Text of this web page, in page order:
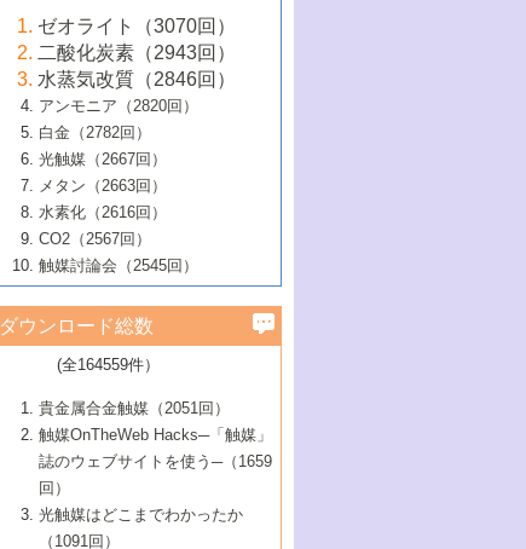
大学：オンライン・対面開催）
6号 メタン転換技術の最新動向
B号 第125回触媒討論会（2020年・工学
院大学）
5号 固体触媒による含窒素有機化合物変
換の最前線
6号 貴金属使用量低減に向けた自動車排
ガス浄化触媒の開発
B号 第123回触媒討論会（2019年・大阪
B号 第121回触媒討論会（2018年・東京
大学）
5号 水素のふるまいを解き明かす最先端
研究
6号 低級アルカンの有効利用のための触
媒技術
B号 第119回触媒討論会（2017年・首都
大学東京）
媒技術
3号 触媒研究の最先端～とびたて若き研究
者たち～（1）
4号 触媒研究の最先端～とびたて若き研究
者たち～（2）
5号 触媒研究の最先端～とびたて若き研究
者たち～（3）
6号 イオニクス材料と燃料電池・電解合成
の最新の研究動向
B号 第117回触媒討論会（2016年・大阪府
立大学）
2号 石油精製用触媒の最近の進展
3号 固体酸化物形燃料電池（SOFC）におけ
るアノード触媒上での燃料直接改質技術
4号 コアシェル構造の制御による触媒機能
5号 工業触媒およびその周辺技術の最近の
進歩
6号 ナノシート
B号 第115回触媒討論会（2015年・成蹊大
2号 光触媒反応機構に関する最新の研究動
向
開発動向
4号 人工光合成に向けた近年のアプローチ
5号 未利用熱エネルギーの有効活用に貢献
する触媒技術
6号 ポリオキソメタレート
B号 第113回触媒討論会（2014年・ロワジ
ールホテル豊橋）
1号 高耐久性燃料電池システム用触媒にお
ける新展開
2号 リビングラジカル重合の最近の動向
3号 天然ガスの化学工業的展開に関する触
媒技術
4号 貴金属触媒の精密構造制御とその活用
5号 バイオマス化成品製造のための固体触
6号 ナノ空間─吸着状態解析から新機能開拓
B号 第111回触媒討論会（2013年・関西大
▼54巻（2012年）
1号 規則性多孔体の利用技術における最近
の進歩
2号 第109回触媒討論会
3号 貴金属低減技術の最新動向
4号 貴金属代替技術の最新動向
5号 光触媒による物質変換反応の新展開
6号 グラフェン
7号 水素を利用する化成品合成の新潮流
▼53巻（2011年）
1号 金属学から見る合金触媒の新展開
2号 第107回触媒討論会
3号 触媒のその場観察法の進歩（１）
4号 触媒のその場観察法の進歩（２）
5号 不活性結合の触媒的活性化による有機
合成
6号 新しい固体酸触媒技術
7号 ゼオライト合成における最近の進歩
▼52巻（2010年）
1号 触媒の劣化対策と長寿命触媒開発
2号 第105回触媒討論会
3号 ナノ構造が拓く新機能
4号 活性サイトおよびその環境の精密な設
計による触媒の高機能化
5号 触媒を有効に使うための技術
7号 有機分子触媒による精密有機合成
8号 高機能化ポリオレフィンに向けた重合
触媒の最近の進展
1号 炭素材料－熱い注目を集める材料－
2号 第103回触媒討論会
3号 環境浄化用光触媒の現状と課題
4号 水素社会の実現に向けた水素製造・貯
蔵技術の進歩
5号 CO2が関わる触媒・材料
7号 持続可能社会実現のための触媒および
触媒関連技術
▼50巻（2008年）
1号 触媒化学と学会のこの10年，半世紀，
そして未来
2号 第101回触媒討論会
4号 錯体を利用したユニークな表面構造の
構築と機能
5号 若手会員による触媒研究の未来展望1：
企業編
6号 第102回触媒討論会
7号 触媒・化学反応における計算化学の進
▼49巻（2007年）
1号 含フッ素化合物の合成と触媒
2号 第99回触媒討論会
3号 実用的ファインケミカル合成プロセス
を実現する触媒
5号 こんな物質，あんな物質―新たな触媒
の可能性―
7号 『結晶の化学』を活かした触媒研究
8号 イオン液体の応用
▼48巻（2006年）
1号 固体酸触媒の最近の進歩
2号 第97回触媒討論会
3号 リビング重合触媒の最近の展開
5号 水素製造・貯蔵のための触媒技術の新
しい展開
6号 第98回触媒討論会
7号 基礎化学品製造の触媒技術
1号 最近の触媒担体とその効果
2号 第95回触媒討論会
4号 水分解用光触媒材料
5号 時間分解分光の進歩と応用
6号 第96回触媒討論会
▼46巻（2004年）
1号 部分酸化反応触媒の最前線
2号 第93回触媒討論会
3号 特殊エネルギー場の触媒反応
4号 生体内における金属の触媒作用
5号 ファインケミカルズの展開に寄与する
▼45巻（2003年）
1号 なぜこの触媒が良いのか？
2号 第91回触媒討論会
3号 最近の自動車排ガス処理技術
4号 触媒研究の現状と将来─第90回触媒討論
▼44巻（2002年）
1号 高次制御された触媒の化学
2号 第89回触媒討論会
3号 触媒を利用した電気化学の新展開
4号 ナノ材料の調製と機能化
▼43巻（2001年）
1号 グリーンケミストリーと触媒
2号 第87回触媒討論会特集号
3号 生体触媒とバイオプロセス
▼42巻（2000年）
1号 触媒反応工学の明日を拓く
2号 第85回触媒討論会
▼41巻（1999年）
1号 孔、穴、あな?-特異な空間とその利用-
ゼオライト（3070回）
二酸化炭素（2943回）
水蒸気改質（2846回）
アンモニア（2820回）
白金（2782回）
光触媒（2667回）
メタン（2663回）
水素化（2616回）
CO2（2567回）
触媒討論会（2545回）
ダウンロード総数
(全164559件）
貴金属合金触媒（2051回）
触媒OnTheWeb Hacks─「触媒」
誌のウェブサイトを使う─（1659
回）
光触媒はどこまでわかったか
（1091回）